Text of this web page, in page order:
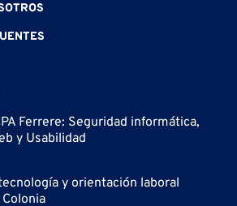
Ferrere: Seguridad informática,
y Usabilidad
y orientación laboral